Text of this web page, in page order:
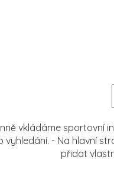
vkládáme sportovní
vyhledání. - Na hlavní
přidat